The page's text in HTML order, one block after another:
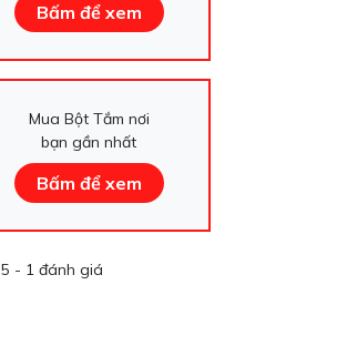
Bấm để xem
Mua Bột Tắm nơi
bạn gần nhất
Bấm để xem
5 - 1 đánh giá